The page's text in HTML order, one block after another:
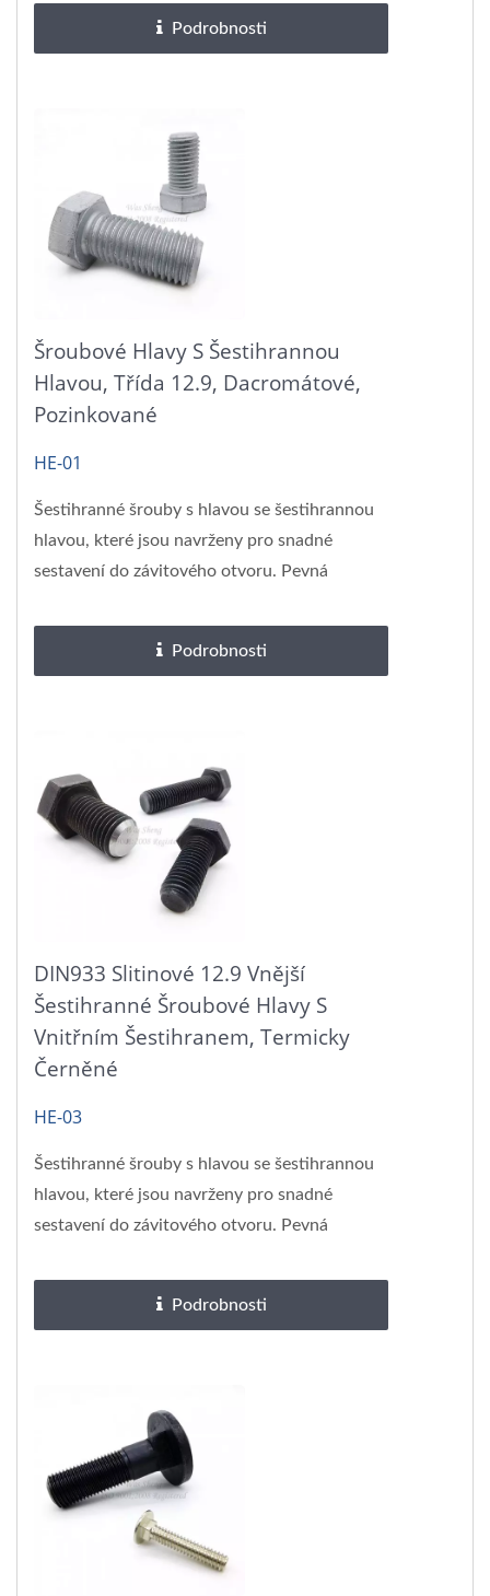
Podrobnosti
Šroubové Hlavy S Šestihrannou
Hlavou, Třída 12.9, Dacromátové,
Pozinkované
HE-01
Šestihranné šrouby s hlavou se šestihrannou
hlavou, které jsou navrženy pro snadné
sestavení do závitového otvoru. Pevná
Podrobnosti
DIN933 Slitinové 12.9 Vnější
Šestihranné Šroubové Hlavy S
Vnitřním Šestihranem, Termicky
Černěné
HE-03
Šestihranné šrouby s hlavou se šestihrannou
hlavou, které jsou navrženy pro snadné
sestavení do závitového otvoru. Pevná
Podrobnosti